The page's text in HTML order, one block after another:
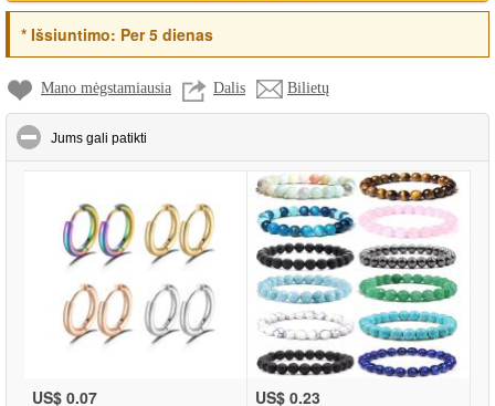
*Išsiuntimo: Per 5 dienas
Mano mėgstamiausia Dalis Bilietų
Jums gali patikti
US$ 0.07 US$ 0.23